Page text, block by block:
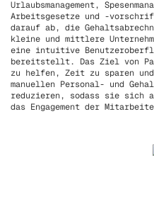
Urlaubsmanagement,
Arbeitsgesetze und -
darauf ab, die
kleine und mittlere
eine intuitive
bereitstellt. Das Ziel von
zu helfen, Zeit zu sparen und
manuellen Personal- und
reduzieren, sodass sie sich
das Engagement der